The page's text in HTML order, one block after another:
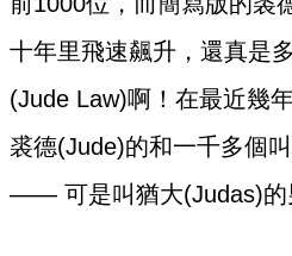
十年里飛速飆升，還真是
(Jude Law)啊！在最近幾
裘德(Jude)的和一千多個
—— 可是叫猶大(Judas)的